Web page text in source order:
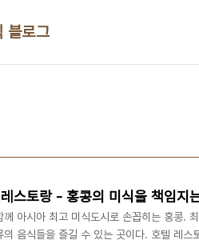
블로그
스토랑 - 홍콩의 미식을 책임지
께 아시아 최고 미식도시로 손꼽히는 홍콩.
의 음식들을 즐길 수 있는 곳이다. 호텔 레스